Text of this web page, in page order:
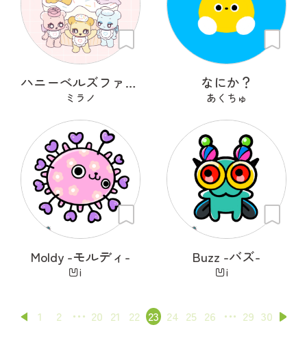
ハニーベルズファクトリー
ミラノ
なにか？
あくちゅ
Moldy -モルディ-
凹i
Buzz -バズ-
凹i
1 2 20 21 22 23 24 25 26 29 30